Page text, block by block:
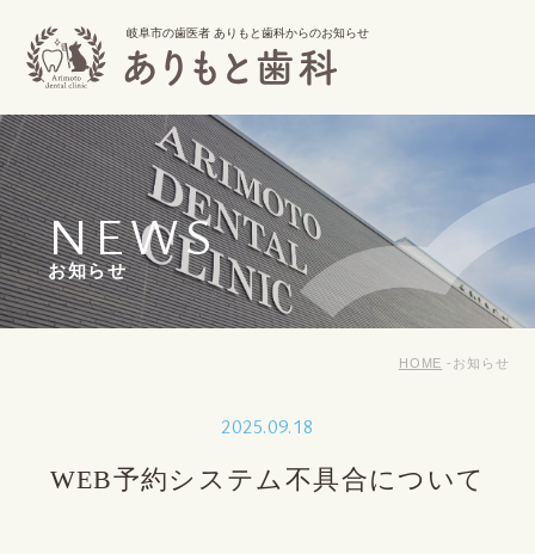
岐阜市の歯医者 ありもと歯科からのお知らせ
NEWS
お知らせ
HOME お知らせ
2025.09.18
WEB予約システム不具合について